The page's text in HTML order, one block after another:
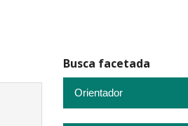
Busca facetada
Orientador